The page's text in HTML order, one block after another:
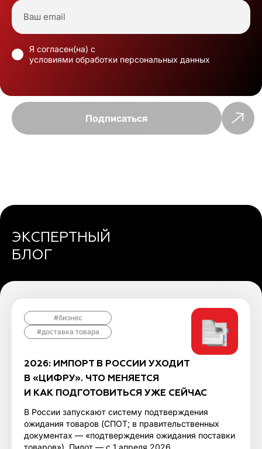
Я согласен(на) с
условиями обработки персональных данных
Подписаться
ЭКСПЕРТНЫЙ
БЛОГ
#бизнес
#доставка товара
2026: ИМПОРТ В РОССИИ УХОДИТ
В «ЦИФРУ». ЧТО МЕНЯЕТСЯ
И КАК ПОДГОТОВИТЬСЯ УЖЕ СЕЙЧАС
В России запускают систему подтверждения
ожидания товаров (СПОТ; в правительственных
документах — «подтверждения ожидания поставки
товаров»). Пилот — с 1 апреля 2026,